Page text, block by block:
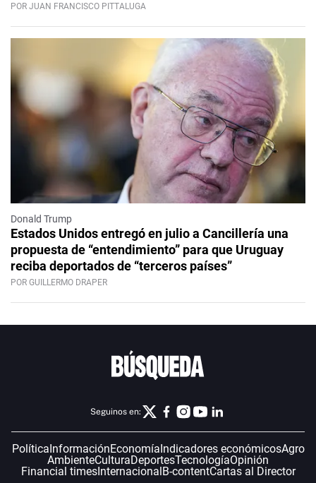
POR JUAN FRANCISCO PITTALUGA
Donald Trump
Estados Unidos entregó en julio a Cancillería una
propuesta de “entendimiento” para que Uruguay
reciba deportados de “terceros países”
POR GUILLERMO DRAPER
Seguinos en:
PolíticaInformaciónEconomíaIndicadores económicosAgro
AmbienteCulturaDeportesTecnologíaOpinión
Financial timesInternacionalB-contentCartas al Director